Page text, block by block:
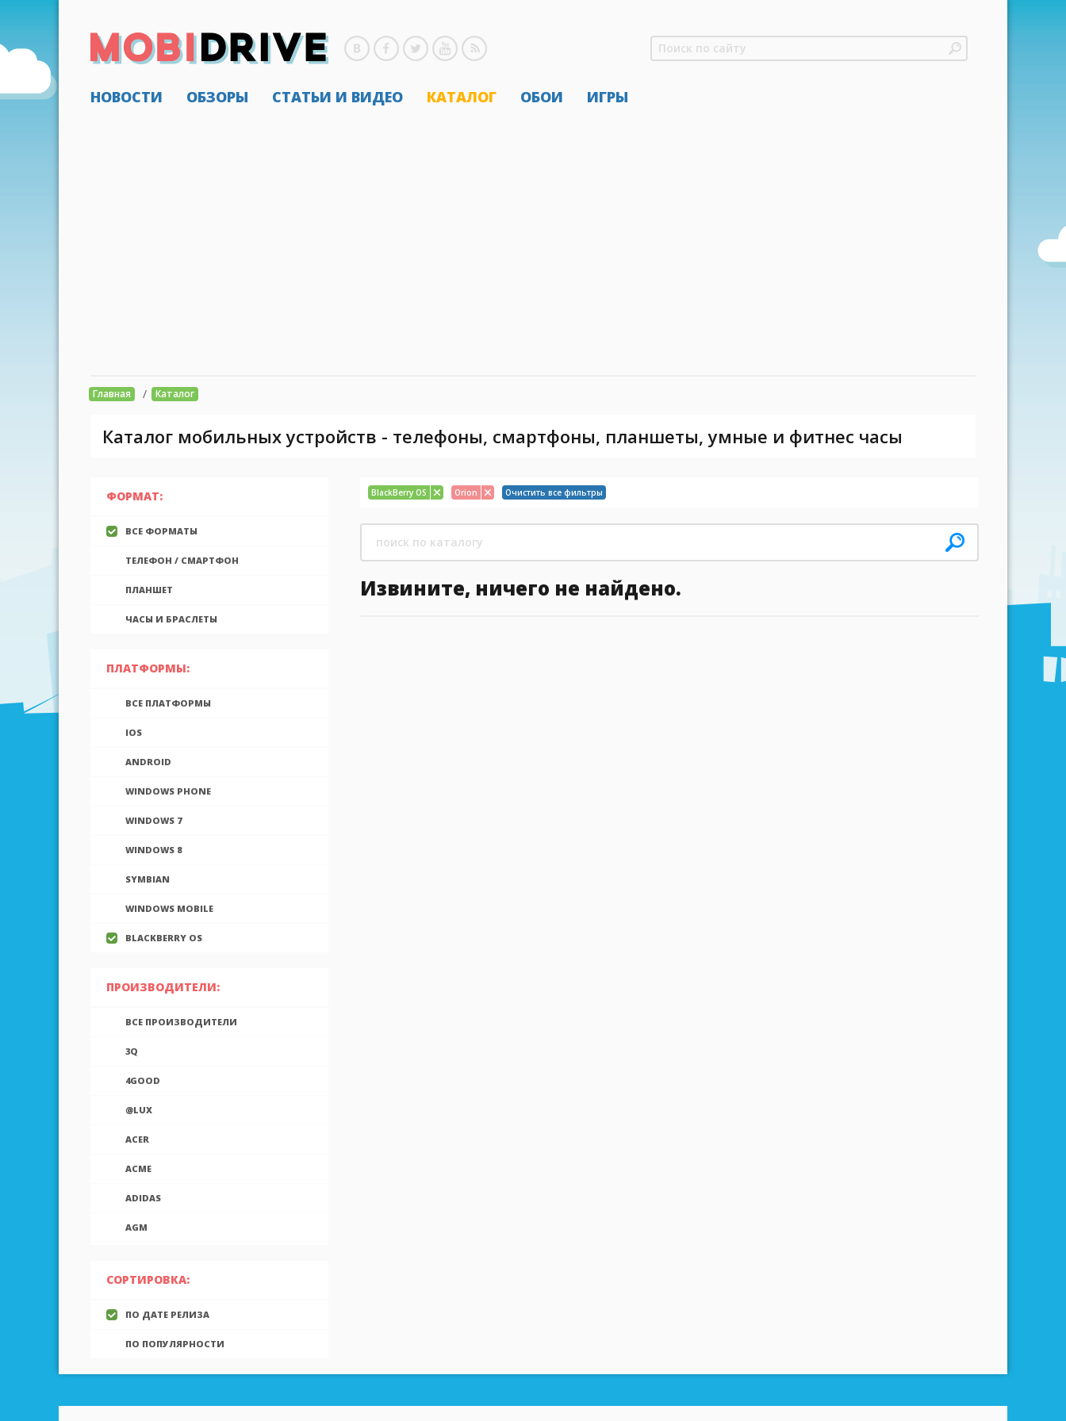
НОВОСТИ ОБЗОРЫ СТАТЬИ И ВИДЕО КАТАЛОГ ОБОИ ИГРЫ
Главная / Каталог
Каталог мобильных устройств - телефоны, смартфоны, планшеты, умные и фитнес часы
ФОРМАТ:
ВСЕ ФОРМАТЫ
ТЕЛЕФОН / СМАРТФОН
ПЛАНШЕТ
ЧАСЫ И БРАСЛЕТЫ
ПЛАТФОРМЫ:
ВСЕ ПЛАТФОРМЫ
IOS
ANDROID
WINDOWS PHONE
WINDOWS 7
WINDOWS 8
SYMBIAN
WINDOWS MOBILE
BLACKBERRY OS
ПРОИЗВОДИТЕЛИ:
ВСЕ ПРОИЗВОДИТЕЛИ
3Q
4GOOD
@LUX
ACER
ACME
ADIDAS
AGM
AIGO
AINOL
AIRON
ALCATEL
ALLVIEW
СОРТИРОВКА:
ПО ДАТЕ РЕЛИЗА
ПО ПОПУЛЯРНОСТИ
BlackBerry OS Orion Очистить все фильтры
Извините, ничего не найдено.